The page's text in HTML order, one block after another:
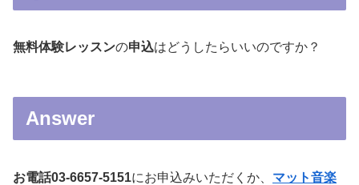
無料体験レッスンの申込はどうしたらいいのですか？
Answer
お電話03-6657-5151にお申込みいただくか、 マット音楽